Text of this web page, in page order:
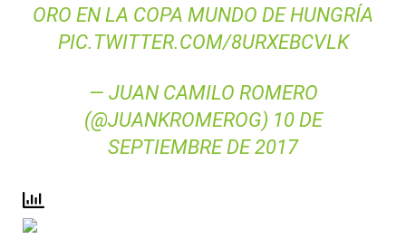
ORO EN LA COPA MUNDO DE HUNGRÍA
PIC.TWITTER.COM/8URXEBCVLK
— JUAN CAMILO ROMERO
(@JUANKROMEROG) 10 DE
SEPTIEMBRE DE 2017